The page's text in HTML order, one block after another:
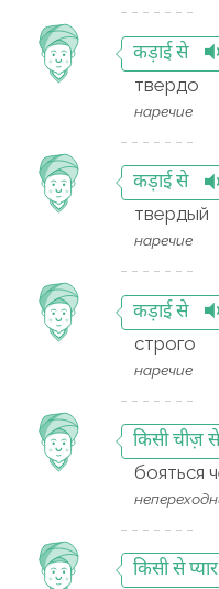
कड़ाई से
твердо
наречие
कड़ाई से
твердый
наречие
कड़ाई से
строго
наречие
किसी चीज़
бояться
किसी से